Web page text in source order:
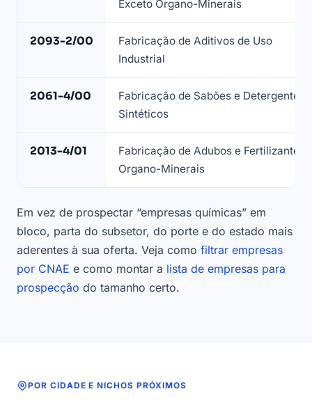
Exceto Organo-Minerais
2093-2/00
Fabricação de Aditivos de Uso
Industrial
2061-4/00
Fabricação de Sabões e Detergentes
Sintéticos
2013-4/01
Fabricação de Adubos e Fertilizantes
Organo-Minerais
Em vez de prospectar “empresas químicas” em
bloco, parta do subsetor, do porte e do estado mais
aderentes à sua oferta. Veja como filtrar empresas
por CNAE e como montar a lista de empresas para
prospecção do tamanho certo.
POR CIDADE E NICHOS PRÓXIMOS